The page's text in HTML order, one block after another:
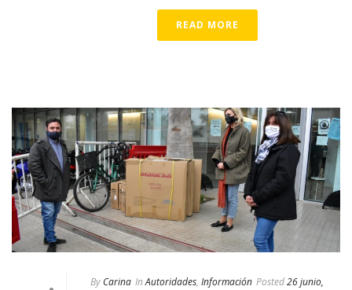
READ MORE
By Carina In Autoridades, Información Posted26 junio,